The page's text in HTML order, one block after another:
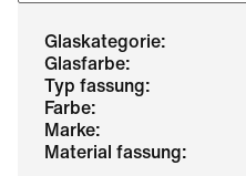
glaskategorie:
glasfarbe:
typ fassung:
farbe:
marke:
material fassung: